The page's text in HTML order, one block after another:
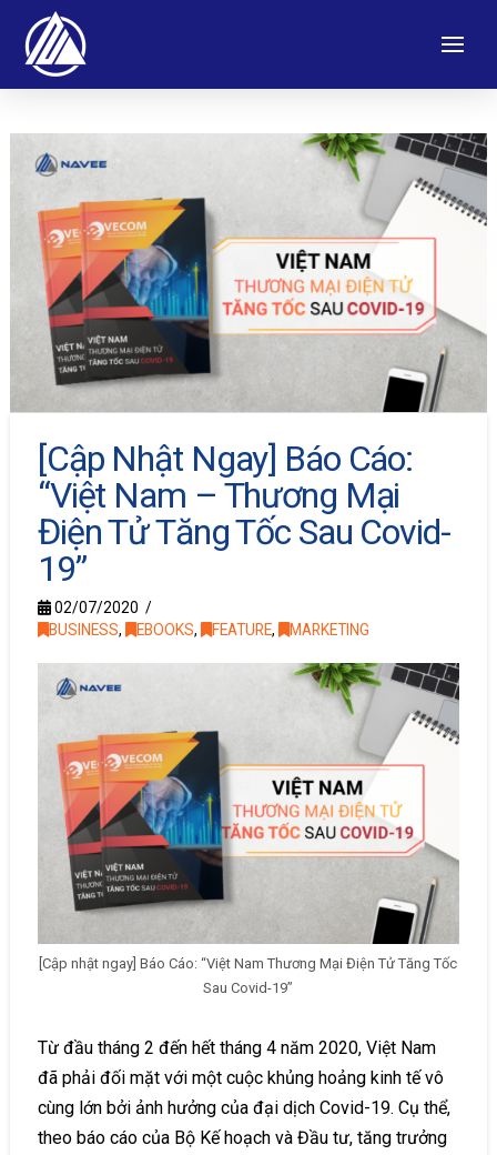
[Cập Nhật Ngay] Báo Cáo:
“Việt Nam – Thương Mại
Điện Tử Tăng Tốc Sau Covid-
19”
02/07/2020
BUSINESS, EBOOKS, FEATURE, MARKETING
[Cập nhật ngay] Báo Cáo: “Việt Nam Thương Mại Điện Tử Tăng Tốc
Sau Covid-19”
Từ đầu tháng 2 đến hết tháng 4 năm 2020, Việt Nam
đã phải đối mặt với một cuộc khủng hoảng kinh tế vô
cùng lớn bởi ảnh hưởng của đại dịch Covid-19. Cụ thể,
theo báo cáo của Bộ Kế hoạch và Đầu tư, tăng trưởng